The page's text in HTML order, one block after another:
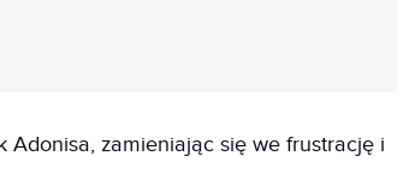
zamieniając się we frustrację i